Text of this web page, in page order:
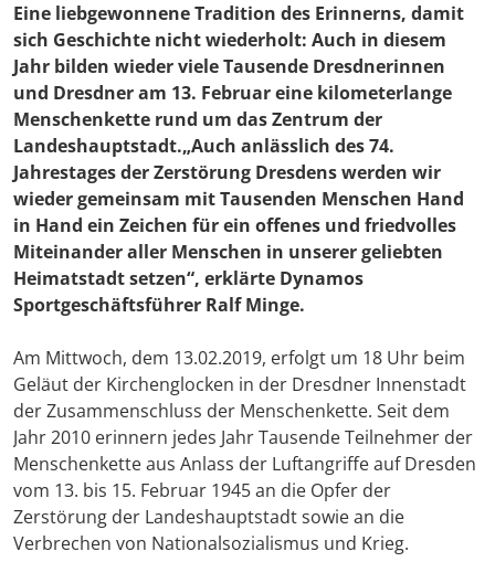
Eine liebgewonnene Tradition des Erinnerns, damit
sich Geschichte nicht wiederholt: Auch in diesem
Jahr bilden wieder viele Tausende Dresdnerinnen
und Dresdner am 13. Februar eine kilometerlange
Menschenkette rund um das Zentrum der
Landeshauptstadt.„Auch anlässlich des 74.
Jahrestages der Zerstörung Dresdens werden wir
wieder gemeinsam mit Tausenden Menschen Hand
in Hand ein Zeichen für ein offenes und friedvolles
Miteinander aller Menschen in unserer geliebten
Heimatstadt setzen“, erklärte Dynamos
Sportgeschäftsführer Ralf Minge.
Am Mittwoch, dem 13.02.2019, erfolgt um 18 Uhr beim
Geläut der Kirchenglocken in der Dresdner Innenstadt
der Zusammenschluss der Menschenkette. Seit dem
Jahr 2010 erinnern jedes Jahr Tausende Teilnehmer der
Menschenkette aus Anlass der Luftangriffe auf Dresden
vom 13. bis 15. Februar 1945 an die Opfer der
Zerstörung der Landeshauptstadt sowie an die
Verbrechen von Nationalsozialismus und Krieg.